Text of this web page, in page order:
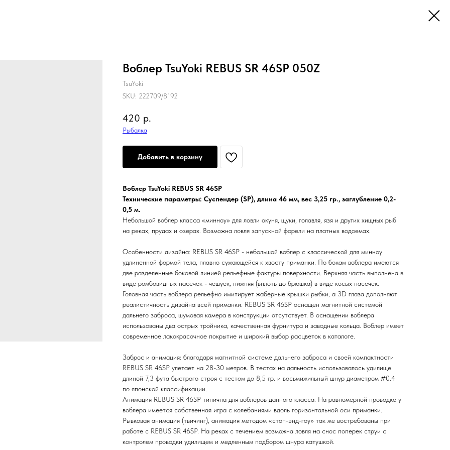
Воблер TsuYoki REBUS SR 46SP 050Z
TsuYoki
SKU: 222709/8192
420 р.
Рыбалка
Добавить в корзину
Воблер TsuYoki REBUS SR 46SP
Технические параметры: Суспендер (SP), длина 46 мм, вес 3,25 гр., заглубление 0,2-
0,5 м.
Небольшой воблер класса «минноу» для ловли окуня, щуки, голавля, язя и других хищных рыб
на реках, прудах и озерах. Возможна ловля запускной форели на платных водоемах.
Особенности дизайна: REBUS SR 46SP - небольшой воблер с классической для минноу
удлиненной формой тела, плавно сужающейся к хвосту приманки. По бокам воблера имеются
две разделенные боковой линией рельефные фактуры поверхности. Верхняя часть выполнена в
виде ромбовидных насечек - чешуек, нижняя (вплоть до брюшка) в виде косых насечек.
Головная часть воблера рельефно имитирует жаберные крышки рыбки, а 3D глаза дополняют
реалистичность дизайна всей приманки. REBUS SR 46SP оснащен магнитной системой
дальнего заброса, шумовая камера в конструкции отсутствует. В оснащении воблера
использованы два острых тройника, качественная фурнитура и заводные кольца. Воблер имеет
современное лакокрасочное покрытие и широкий выбор расцветок в каталоге.
Заброс и анимация: благодаря магнитной системе дальнего заброса и своей компактности
REBUS SR 46SP улетает на 28-30 метров. В тестах на дальность использовалось удилище
длиной 7,3 фута быстрого строя с тестом до 8,5 гр. и восьмижильный шнур диаметром #0.4
по японской классификации.
Анимация REBUS SR 46SP типична для воблеров данного класса. На равномерной проводке у
воблера имеется собственная игра с колебаниями вдоль горизонтальной оси приманки.
Рывковая анимация (твичинг), анимация методом «стоп-энд-гоу» так же востребованы при
работе с REBUS SR 46SP. На реках с течением возможна ловля на снос поперек струи с
контролем проводки удилищем и медленным подбором шнура катушкой.